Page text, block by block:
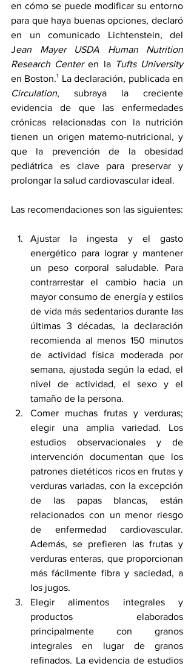
en cómo se puede modificar su entorno
para que haya buenas opciones, declaró
en un comunicado Lichtenstein, del
Jean Mayer USDA Human Nutrition
Research Center en la Tufts University
en Boston.¹ La declaración, publicada
Circulation, subraya la creciente
evidencia de que las enfermedades
crónicas relacionadas con la nutrición
tienen un origen materno-nutricional, y
que la prevención de la obesidad
pediátrica es clave para preservar y
prolongar la salud cardiovascular ideal.
Las recomendaciones son las siguientes:
Ajustar la ingesta y el gasto
energético para lograr y mantener
un peso corporal saludable. Para
contrarrestar el cambio hacia un
mayor consumo de energía y estilos
de vida más sedentarios durante las
últimas 3 décadas, la declaración
recomienda al menos 150 minutos
de actividad física moderada por
semana, ajustada según la edad, el
nivel de actividad, el sexo y el
tamaño de la persona.
Comer muchas frutas y verduras;
elegir una amplia variedad. Los
estudios observacionales y de
intervención documentan que los
patrones dietéticos ricos en frutas y
verduras variadas, con la excepción
de las papas blancas, están
relacionados con un menor riesgo
de enfermedad cardiovascular.
Además, se prefieren las frutas y
verduras enteras, que proporcionan
más fácilmente fibra y saciedad, a
los jugos.
Elegir alimentos integrales y
productos elaborados
principalmente con granos
integrales en lugar de granos
refinados. La evidencia de estudios